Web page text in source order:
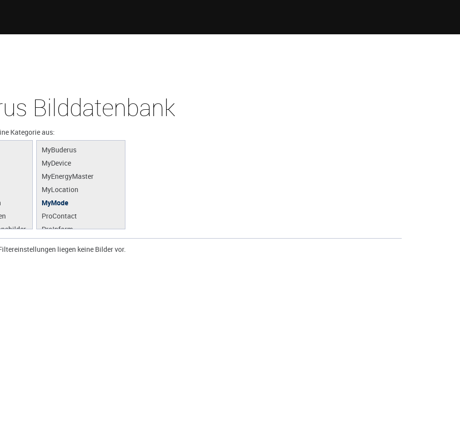
Bilddatenbank
Kategorie aus:
MyBuderus
MyDevice
MyEnergyMaster
MyLocation
MyMode
ProContact
ProInform
ProScan
liegen keine Bilder vor.